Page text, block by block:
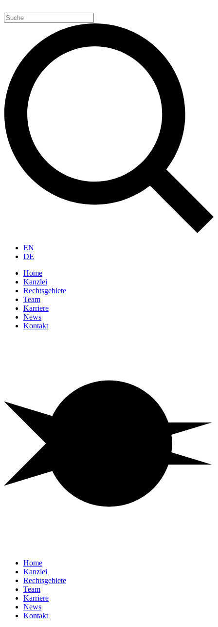
zum
Inhalt
EN
DE
Home
Kanzlei
Rechtsgebiete
Team
Karriere
News
Kontakt
Home
Kanzlei
Rechtsgebiete
Team
Karriere
News
Kontakt